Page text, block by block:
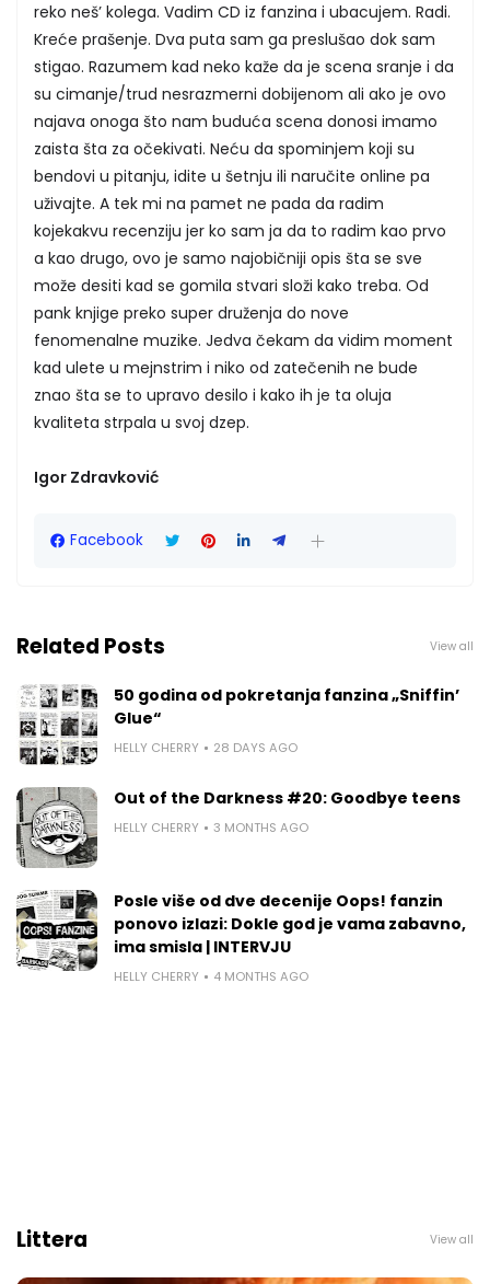
reko neš’ kolega. Vadim CD iz fanzina i ubacujem. Radi.
Kreće prašenje. Dva puta sam ga preslušao dok sam
stigao. Razumem kad neko kaže da je scena sranje i da
su cimanje/trud nesrazmerni dobijenom ali ako je ovo
najava onoga što nam buduća scena donosi imamo
zaista šta za očekivati. Neću da spominjem koji su
bendovi u pitanju, idite u šetnju ili naručite online pa
uživajte. A tek mi na pamet ne pada da radim
kojekakvu recenziju jer ko sam ja da to radim kao prvo
a kao drugo, ovo je samo najobičniji opis šta se sve
može desiti kad se gomila stvari složi kako treba. Od
pank knjige preko super druženja do nove
fenomenalne muzike. Jedva čekam da vidim moment
kad ulete u mejnstrim i niko od zatečenih ne bude
znao šta se to upravo desilo i kako ih je ta oluja
kvaliteta strpala u svoj dzep.
Igor Zdravković
Facebook
Related Posts View all
50 godina od pokretanja fanzina „Sniffin’
Glue“
HELLY CHERRY 28 DAYS AGO
Out of the Darkness #20: Goodbye teens
HELLY CHERRY 3 MONTHS AGO
Posle više od dve decenije Oops! fanzin
ponovo izlazi: Dokle god je vama zabavno,
ima smisla | INTERVJU
HELLY CHERRY 4 MONTHS AGO
Littera View all